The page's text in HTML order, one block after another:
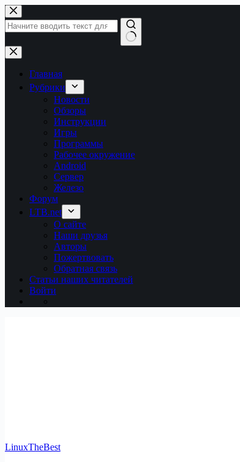
Перейти
к
сути
Ничего
не
найденоГлавная
Рубрики
Новости
Обзоры
Инструкции
Игры
Программы
Рабочее окружение
Android
Сервер
Железо
Форум
LTB.net
О сайте
Наши друзья
Авторы
Пожертвовать
Обратная связь
Статьи наших читателей
Войти
LinuxTheBest